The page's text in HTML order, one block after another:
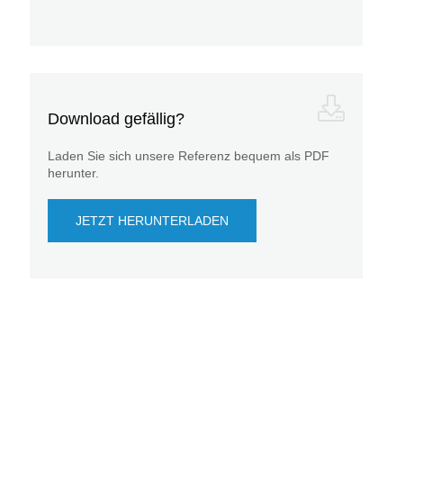
Download gefällig?
Laden Sie sich unsere Referenz bequem als PDF
herunter.
JETZT HERUNTERLADEN